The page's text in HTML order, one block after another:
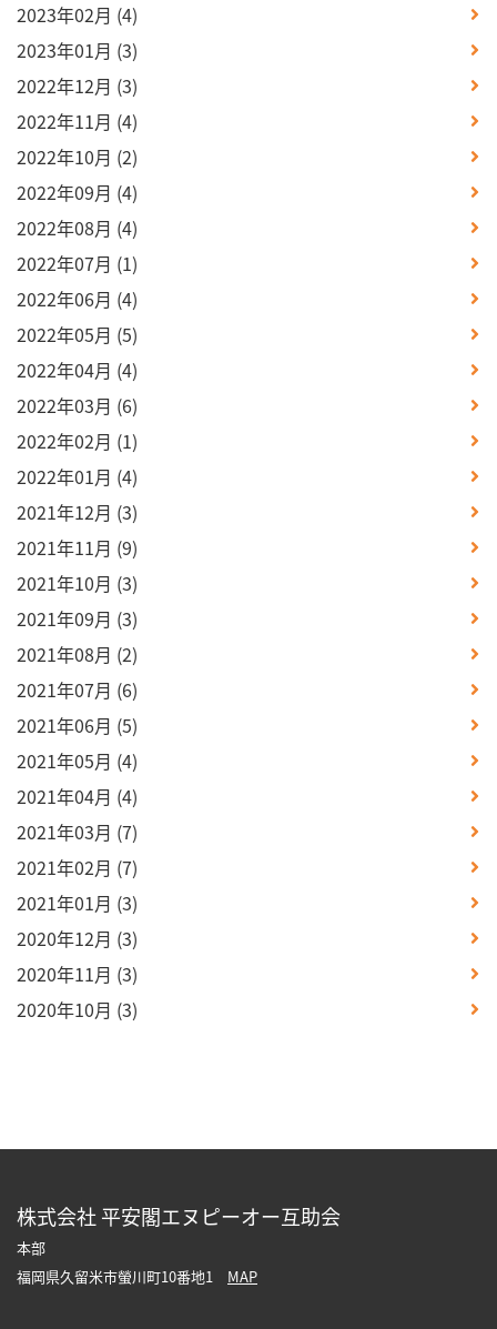
2023年02月 (4)
2023年01月 (3)
2022年12月 (3)
2022年11月 (4)
2022年10月 (2)
2022年09月 (4)
2022年08月 (4)
2022年07月 (1)
2022年06月 (4)
2022年05月 (5)
2022年04月 (4)
2022年03月 (6)
2022年02月 (1)
2022年01月 (4)
2021年12月 (3)
2021年11月 (9)
2021年10月 (3)
2021年09月 (3)
2021年08月 (2)
2021年07月 (6)
2021年06月 (5)
2021年05月 (4)
2021年04月 (4)
2021年03月 (7)
2021年02月 (7)
2021年01月 (3)
2020年12月 (3)
2020年11月 (3)
2020年10月 (3)
株式会社 平安閣エヌピーオー互助会
本部
福岡県久留米市螢川町10番地1 MAP